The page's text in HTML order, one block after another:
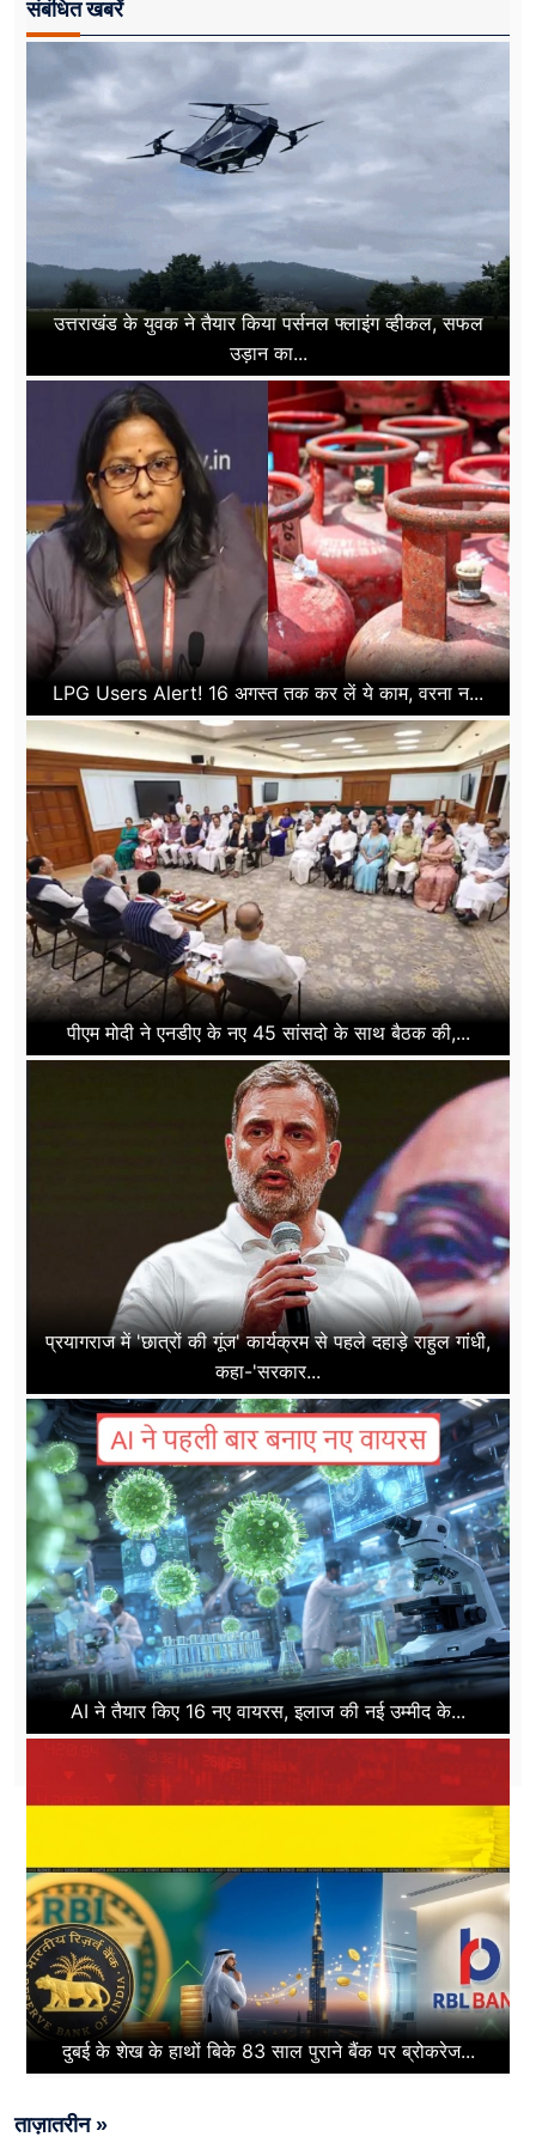
संबंधित खबरें
उत्तराखंड के युवक ने तैयार किया पर्सनल फ्लाइंग व्हीकल, सफल
उड़ान का...
LPG Users Alert! 16 अगस्त तक कर लें ये काम, वरना न...
पीएम मोदी ने एनडीए के नए 45 सांसदो के साथ बैठक की,...
प्रयागराज में 'छात्रों की गूंज' कार्यक्रम से पहले दहाड़े राहुल गांधी,
कहा-'सरकार...
AI ने तैयार किए 16 नए वायरस, इलाज की नई उम्मीद के...
दुबई के शेख के हाथों बिके 83 साल पुराने बैंक पर ब्रोकरेज...
ताज़ातरीन »